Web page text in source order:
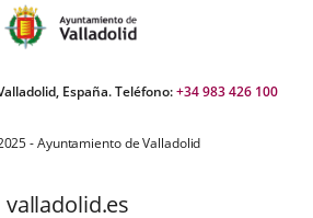
España. Teléfono:+34 983 426 100
- Ayuntamiento de Valladolid
valladolid.es